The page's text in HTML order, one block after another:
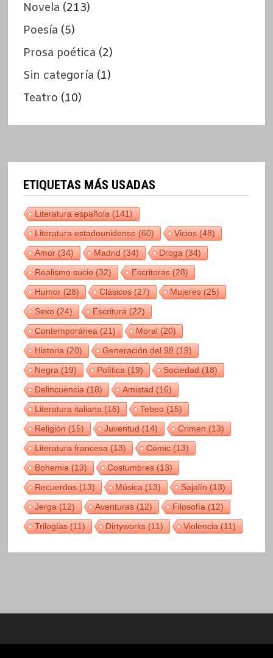
Novela (213)
Poesía (5)
Prosa poética (2)
Sin categoría (1)
Teatro (10)
ETIQUETAS MÁS USADAS
Literatura española(141)
Literatura estadounidense(60) Vicios(48)
Amor(34) Madrid(34) Droga(34)
Realismo sucio(32) Escritoras(28)
Humor(28) Clásicos(27) Mujeres(25)
Sexo(24) Escritura(22)
Contemporánea(21) Moral(20)
Historia(20) Generación del 98(19)
Negra(19) Política(19) Sociedad(18)
Delincuencia(18) Amistad(16)
Literatura italiana(16) Tebeo(15)
Religión(15) Juventud(14) Crimen(13)
Literatura francesa(13) Cómic(13)
Bohemia(13) Costumbres(13)
Recuerdos(13) Música(13) Sajalín(13)
Jerga(12) Aventuras(12) Filosofía(12)
Trilogías(11) Dirtyworks(11) Violencia(11)